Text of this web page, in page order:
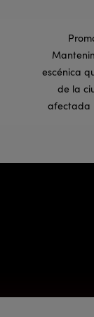
escénica
de la
afectada